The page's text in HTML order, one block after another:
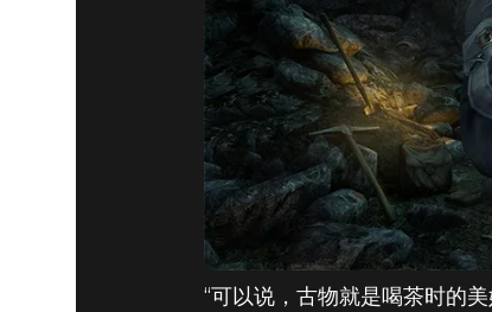
“可以说，古物就是喝茶时的